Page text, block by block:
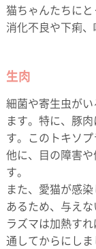
猫ちゃんたちにと
消化不良や下痢、
生肉
細菌や寄生虫が
ます。特に、豚
す。このトキソ
他に、目の障害
す。
また、愛猫が感
あるため、与え
ラズマは加熱す
通してからにしま